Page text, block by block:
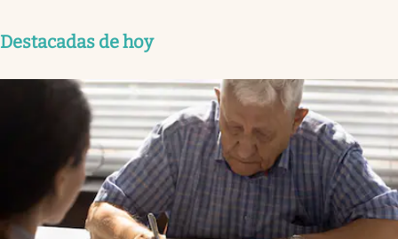
Destacadas de hoy